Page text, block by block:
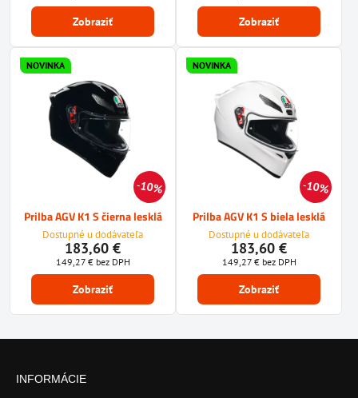
Zobraziť Zobraziť
10%
NOVINKA
Prilba AGV K1 S čierna lesklá
Dostupné u dodávateľa
183,60 €
149,27 € bez DPH
Zobraziť
10%
NOVINKA
Prilba AGV K1 S biela lesklá
Dostupné u dodávateľa
183,60 €
149,27 € bez DPH
Zobraziť
INFORMÁCIE